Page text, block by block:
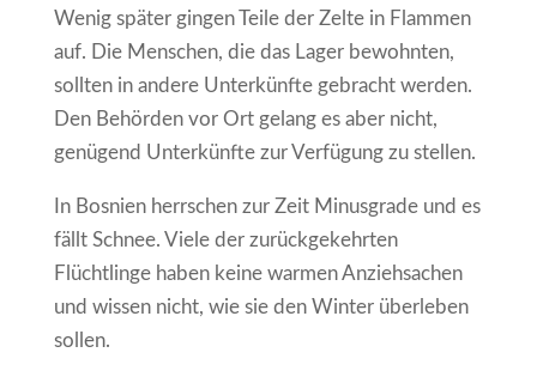
Wenig später gingen Teile der Zelte in Flammen
auf. Die Menschen, die das Lager bewohnten,
sollten in andere Unterkünfte gebracht werden.
Den Behörden vor Ort gelang es aber nicht,
genügend Unterkünfte zur Verfügung zu stellen.
In Bosnien herrschen zur Zeit Minusgrade und es
fällt Schnee. Viele der zurückgekehrten
Flüchtlinge haben keine warmen Anziehsachen
und wissen nicht, wie sie den Winter überleben
sollen.